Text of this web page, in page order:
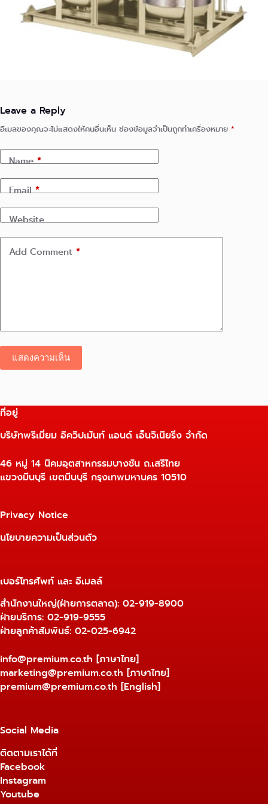
Leave a Reply
อีเมลของคุณจะไม่แสดงให้คนอื่นเห็น ช่องข้อมูลจำเป็นถูกทำเครื่องหมาย *
Name*
Email*
Website
Add Comment *
แสดงความเห็น
ที่อยู่
บริษัทพรีเมี่ยม อิควิปเม้นท์ แอนด์ เอ็นจิเนียริ่ง จำกัด
46 หมู่ 14 นิคมอุตสาหกรรมบางชัน ถ.เสรีไทย
แขวงมีนบุรี เขตมีนบุรี กรุงเทพมหานคร 10510
Privacy Notice
นโยบายความเป็นส่วนตัว
เบอร์โทรศัพท์ และ อีเมลล์
สำนักงานใหญ่(ฝ่ายการตลาด): 02-919-8900
ฝ่ายบริการ: 02-919-9555
ฝ่ายลูกค้าสัมพันธ์: 02-025-6942
info@premium.co.th [ภาษาไทย]
marketing@premium.co.th [ภาษาไทย]
premium@premium.co.th [English]
Social Media
ติดตามเราได้ที่
Facebook
Instagram
Youtube